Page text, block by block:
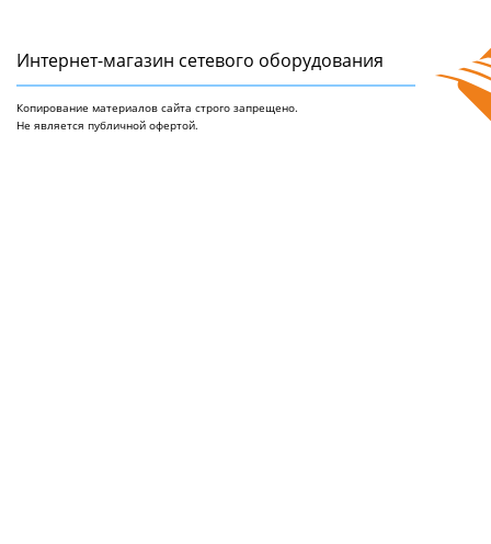
Интернет-магазин сетeвого оборудования
Копирование материалов сайта строго запрещено.
Не является публичной офертой.